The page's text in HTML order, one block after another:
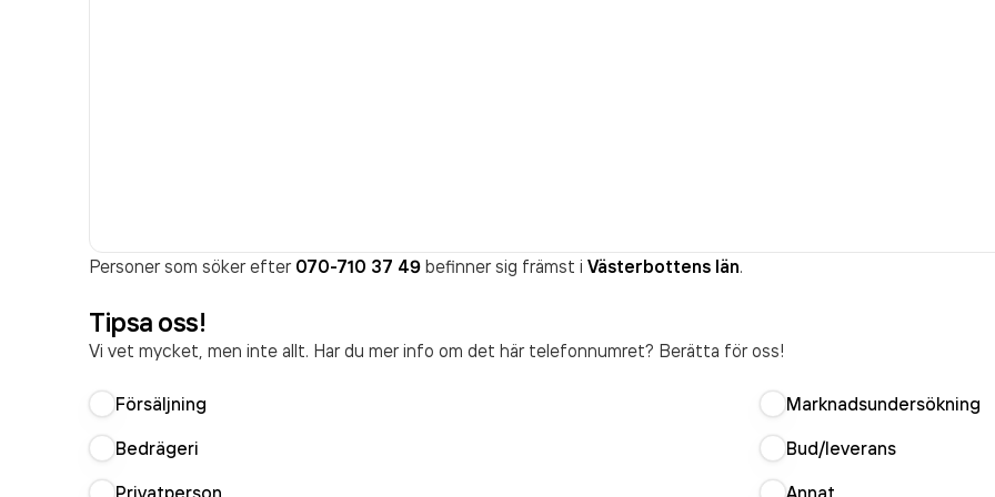
Personer som söker efter 070-710 37 49 befinner sig främst i Västerbottens län.
Tipsa oss!
Vi vet mycket, men inte allt. Har du mer info om det här telefonnumret? Berätta för oss!
Försäljning
Marknadsundersökning
Bedrägeri
Bud/leverans
Privatperson
Annat